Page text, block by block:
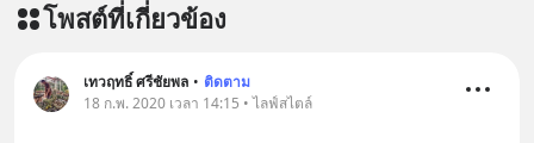
โพสต์ที่เกี่ยวข้อง
เทวฤทธิ์ ศรีชัยพล • ติดตาม
18 ก.พ. 2020 เวลา 14:15 • ไลฟ์สไตล์